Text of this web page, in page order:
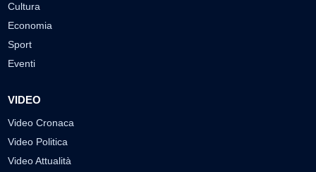
Cultura
Economia
Sport
Eventi
VIDEO
Video Cronaca
Video Politica
Video Attualità